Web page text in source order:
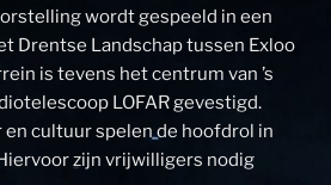
wordt gespeeld in een
Drentse Landschap tussen Exloo
is tevens het centrum van ’s
LOFAR gevestigd.
cultuur spelen de hoofdrol in
zijn vrijwilligers nodig